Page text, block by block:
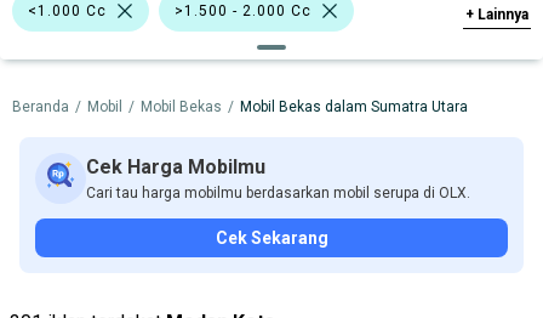
<1.000 Cc >1.500 - 2.000 Cc
Harga Merek Dan Model Tahun
Tipe Bodi Tipe Membership
+ Lainnya
Beranda / Mobil / Mobil Bekas / Mobil Bekas dalam Sumatra Utara
Cek Harga Mobilmu
Cari tau harga mobilmu berdasarkan mobil serupa di OLX.
Cek Sekarang